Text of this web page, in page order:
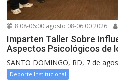
8 08-06:00 agosto 08-06:00 2026
Imparten Taller Sobre
Aspectos Psicológicos de
SANTO DOMINGO, RD, 7 de
Deporte Institucional